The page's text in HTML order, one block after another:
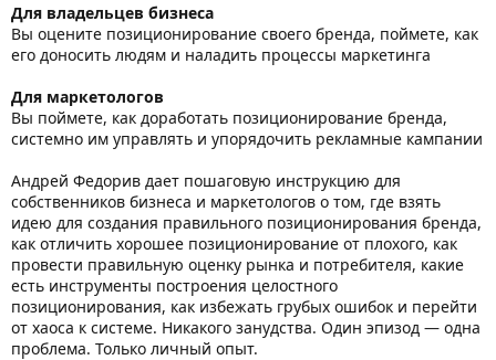
Для владельцев бизнеса
Вы оцените позиционирование своего бренда, поймете, как
его доносить людям и наладить процессы маркетинга
Для маркетологов
Вы поймете, как доработать позиционирование бренда,
системно им управлять и упорядочить рекламные кампании
Андрей Федорив дает пошаговую инструкцию для
собственников бизнеса и маркетологов о том, где взять
идею для создания правильного позиционирования бренда,
как отличить хорошее позиционирование от плохого, как
провести правильную оценку рынка и потребителя, какие
есть инструменты построения целостного
позиционирования, как избежать грубых ошибок и перейти
от хаоса к системе. Никакого занудства. Один эпизод — одна
проблема. Только личный опыт.